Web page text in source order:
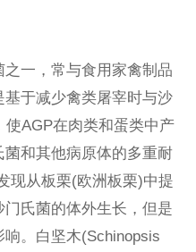
一，常与食用家禽制品
于减少禽类屠宰时与沙
AGP在肉类和蛋类中产
和其他病原体的多重耐
现从板栗(欧洲板栗)中提
氏菌的体外生长，但是
。白坚木(Schinopsis